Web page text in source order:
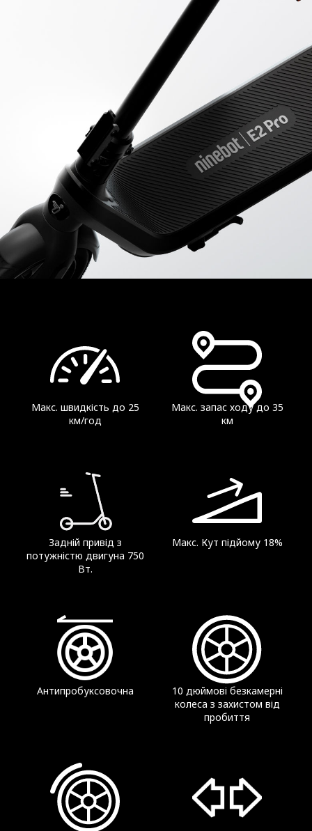
Макс. швидкість до 25
км/год
Макс. запас ходу до 35
км
Задній привід з
потужністю двигуна 750
Вт.
Макс. Кут підйому 18%
Антипробуксовочна
10 дюймові безкамерні
колеса з захистом від
пробиття
Розміри та вага
Розміри виробу - Складений
1168 × 538 × 565 мм
Розміри виробу - Розкладений
1168 × 540 × 1220 мм
Діапазон на максимальній швидкості
До 27 км (25 км/год)
швидкість
Від 25 км/год
Амортизація